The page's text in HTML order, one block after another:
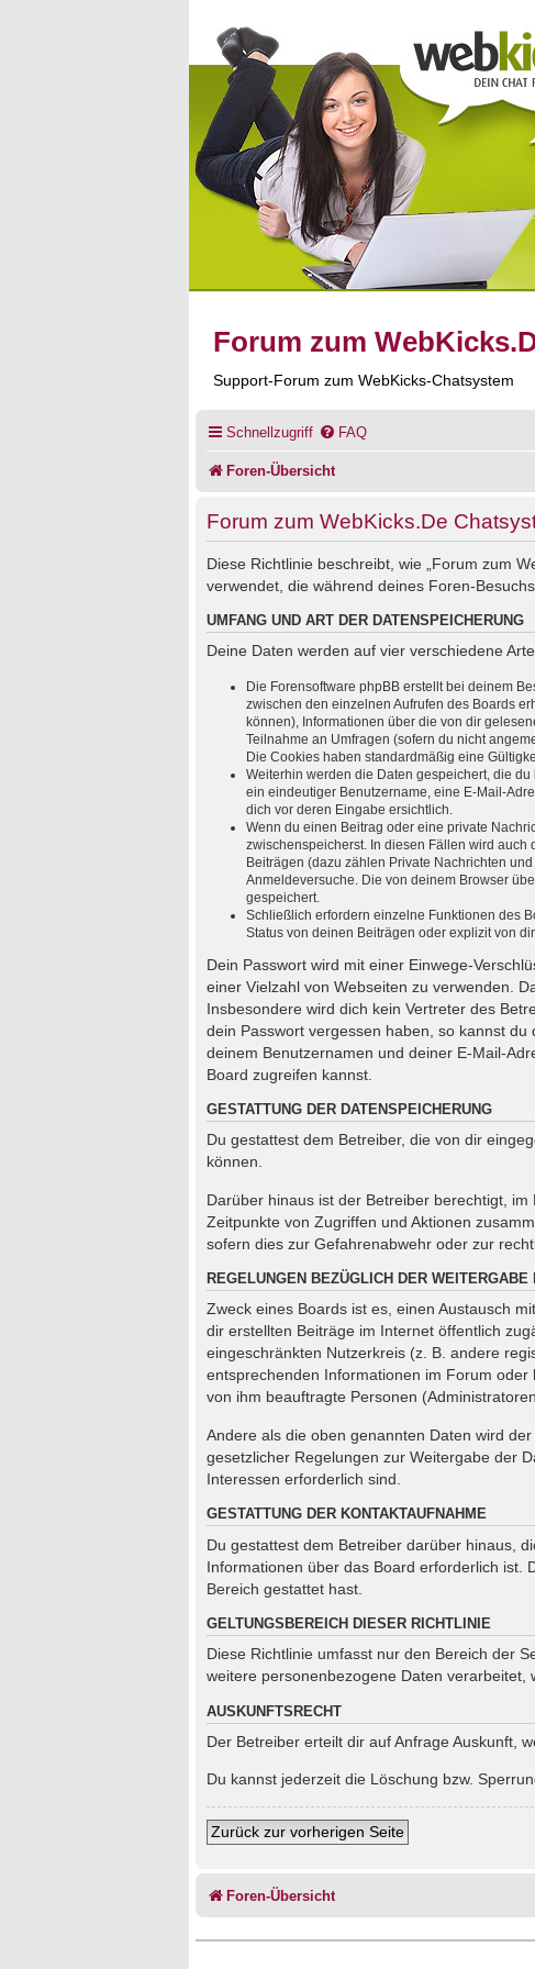
Forum zum
Support-Forum zum WebKicks-Chatsystem
Schnellzugriff FAQ
Foren-Übersicht
Forum zum WebKicks.De
Diese Richtlinie beschreibt, wie „Forum zum
verwendet, die während deines Foren-
UMFANG UND ART DER DATENSPEICHERUNG
Deine Daten werden auf vier verschiedene
Die Forensoftware phpBB erstellt bei deinem
zwischen den einzelnen Aufrufen des Boards
können), Informationen über die von dir
Teilnahme an Umfragen (sofern du nicht
Die Cookies haben standardmäßig eine
Weiterhin werden die Daten gespeichert, die
ein eindeutiger Benutzername, eine E-Mail-
dich vor deren Eingabe ersichtlich.
Wenn du einen Beitrag oder eine private
zwischenspeicherst. In diesen Fällen wird
Beiträgen (dazu zählen Private Nachrichten
Anmeldeversuche. Die von deinem Browser
gespeichert.
Schließlich erfordern einzelne Funktionen des
Status von deinen Beiträgen oder explizit von
Dein Passwort wird mit einer Einwege-
einer Vielzahl von Webseiten zu verwenden.
Insbesondere wird dich kein Vertreter des
dein Passwort vergessen haben, so kannst
deinem Benutzernamen und deiner E-Mail-
Board zugreifen kannst.
GESTATTUNG DER DATENSPEICHERUNG
Du gestattest dem Betreiber, die von dir
können.
Darüber hinaus ist der Betreiber berechtigt,
Zeitpunkte von Zugriffen und Aktionen
sofern dies zur Gefahrenabwehr oder zur
REGELUNGEN BEZÜGLICH DER WEITERGABE
Zweck eines Boards ist es, einen Austausch
dir erstellten Beiträge im Internet öffentlich
eingeschränkten Nutzerkreis (z. B. andere
entsprechenden Informationen im Forum
von ihm beauftragte Personen
Andere als die oben genannten Daten wird
gesetzlicher Regelungen zur Weitergabe der
Interessen erforderlich sind.
GESTATTUNG DER KONTAKTAUFNAHME
Du gestattest dem Betreiber darüber hinaus,
Informationen über das Board erforderlich ist.
Bereich gestattet hast.
GELTUNGSBEREICH DIESER RICHTLINIE
Diese Richtlinie umfasst nur den Bereich der
weitere personenbezogene Daten verarbeitet,
AUSKUNFTSRECHT
Der Betreiber erteilt dir auf Anfrage Auskunft,
Du kannst jederzeit die Löschung bzw.
Zurück zur vorherigen Seite
Foren-Übersicht